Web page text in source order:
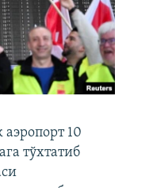
10
тўхтатиб